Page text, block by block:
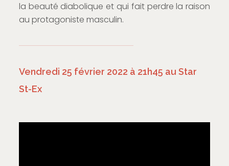
la beauté diabolique et qui fait perdre la raison
au protagoniste masculin.
Vendredi 25 février 2022 à 21h45 au Star
St-Ex